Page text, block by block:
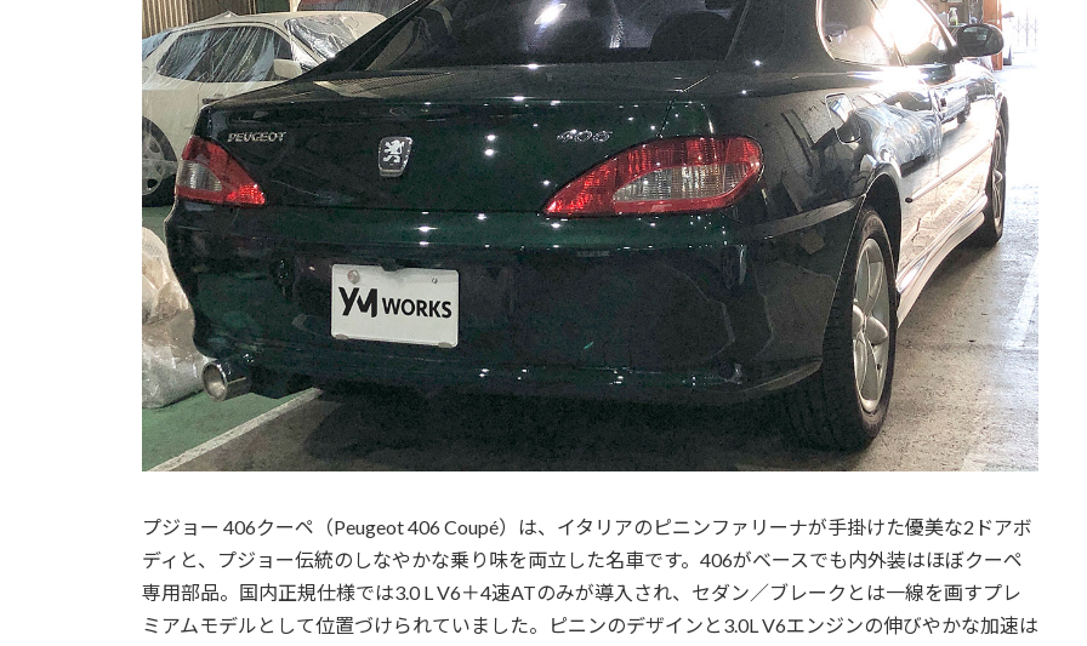
プジョー 406クーペ（Peugeot 406 Coupé）は、イタリアのピニンファリーナが手掛けた優美な2ドアボ
ディと、プジョー伝統のしなやかな乗り味を両立した名車です。406がベースでも内外装はほぼクーペ
専用部品。国内正規仕様では3.0 L V6＋4速ATのみが導入され、セダン／ブレークとは一線を画すプレ
ミアムモデルとして位置づけられていました。ピニンのデザインと3.0L V6エンジンの伸びやかな加速は